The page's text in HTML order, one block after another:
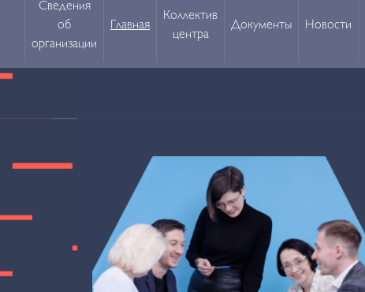
Сведения
об
организации
Главная
Коллектив
центра
Документы Новости